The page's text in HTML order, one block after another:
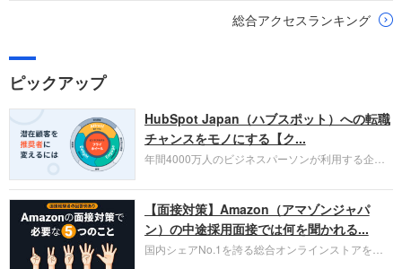
総合アクセスランキング
ピックアップ
HubSpot Japan（ハブスポット）への転職
チャンスをモノにする【ク...
年間4000万人のビジネスパーソンが利用する企業
お勧めするイチオシ企業をご紹介します。今回はク
ラウド型CRMプラットフォームを提供する
HubSpot Japan（ハブスポット・ジャパン）株式会
社です。採用面接対策の企業研究にご活用くださ
い。
【面接対策】Amazon（アマゾンジャパ
ン）の中途採用面接では何を聞かれる...
国内シェアNo.1を誇る総合オンラインストアを運